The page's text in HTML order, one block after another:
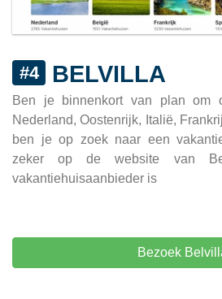
#4 BELVILLA
Ben je binnenkort van plan om
Nederland, Oostenrijk, Italië,
ben je op zoek naar een
zeker op de website van
vakantiehuisaanbieder is
Bezoek